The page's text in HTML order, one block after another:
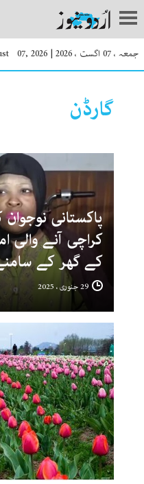
جمعہ ، 07 اگست ، 2026 |
07, 2026
گارڈن
پاکستانی
کراچی آنے والی
کے گھر کے